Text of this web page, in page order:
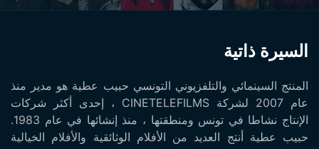
السيرة ذاتية
المنتج السينمائي والتلفزيوني التونسي حبيب عطية هو مدير منذ
عام 2007 لشركة CINETELEFILMS ، إحدى أكثر شركات
الإنتاج نشاطا في تونس ومنطقتها ، منذ إنشائها في عام 1983.
حبيب عطية أنتج العديد من الأفلام الوثائقية والأفلام الخيالية